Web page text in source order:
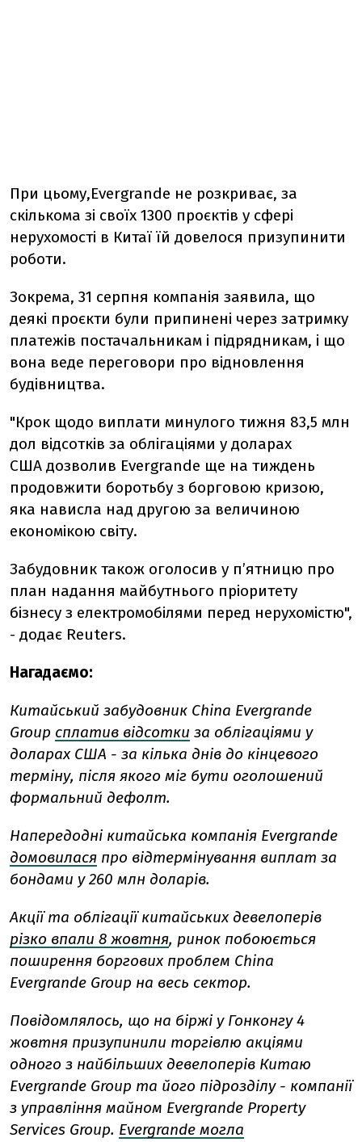
При цьому,Evergrande не розкриває, за
скількома зі своїх 1300 проєктів у сфері
нерухомості в Китаї їй довелося призупинити
роботи.
Зокрема, 31 серпня компанія заявила, що
деякі проєкти були припинені через затримку
платежів постачальникам і підрядникам, і що
вона веде переговори про відновлення
будівництва.
"Крок щодо виплати минулого тижня 83,5 млн
дол відсотків за облігаціями у доларах
США дозволив Evergrande ще на тиждень
продовжити боротьбу з борговою кризою,
яка нависла над другою за величиною
економікою світу.
Забудовник також оголосив у п’ятницю про
план надання майбутнього пріоритету
бізнесу з електромобілями перед нерухомістю",
- додає Reuters.
Нагадаємо:
Китайський забудовник China Evergrande
Group сплатив відсотки за облігаціями у
доларах США - за кілька днів до кінцевого
терміну, після якого міг бути оголошений
формальний дефолт.
Напередодні китайська компанія Evergrande
домовилася про відтермінування виплат за
бондами у 260 млн доларів.
Акції та облігації китайських девелоперів
різко впали 8 жовтня, ринок побоюється
поширення боргових проблем China
Evergrande Group на весь сектор.
Повідомлялось, що на біржі у Гонконгу 4
жовтня призупинили торгівлю акціями
одного з найбільших девелоперів Китаю
Evergrande Group та його підрозділу - компанії
з управління майном Evergrande Property
Services Group. Evergrande могла